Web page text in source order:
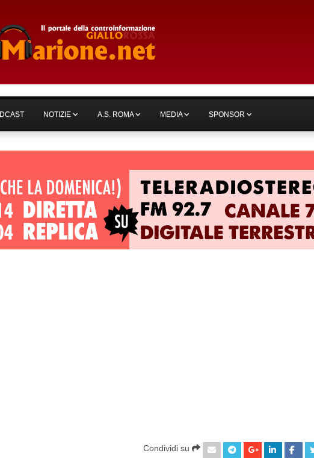
NOTIZIE A.S. ROMA MEDIA SPONSOR
Condividi su